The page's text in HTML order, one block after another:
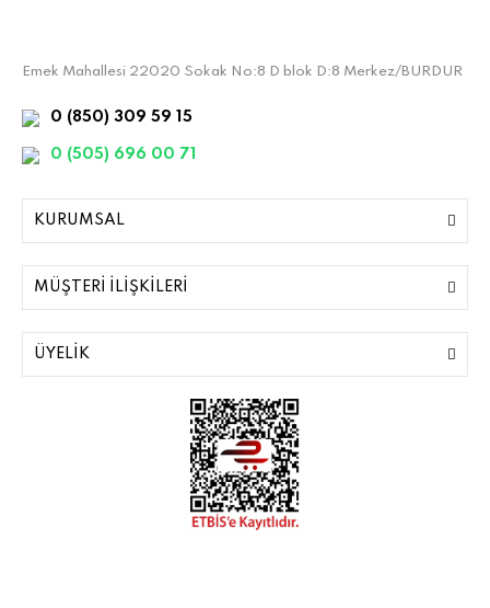
Emek Mahallesi 22020 Sokak No:8 D blok D:8 Merkez/BURDUR
0 (850) 309 59 15
0 (505) 696 00 71
KURUMSAL
MÜŞTERİ İLİŞKİLERİ
ÜYELİK